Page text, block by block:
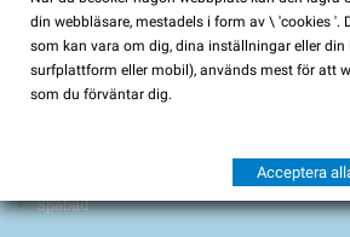
HemGrossisten.se har sedan 2017 erbjudit
trädgård till kunder över hela Sverige. Hos oss
sortiment med fokus på kvalitet, funktion och
Spabad
din webbläsare, mestadels i form av \ 'cookies '.
som kan vara om dig, dina inställningar eller
surfplattform eller mobil), används mest för att
som du förväntar dig.
Acceptera